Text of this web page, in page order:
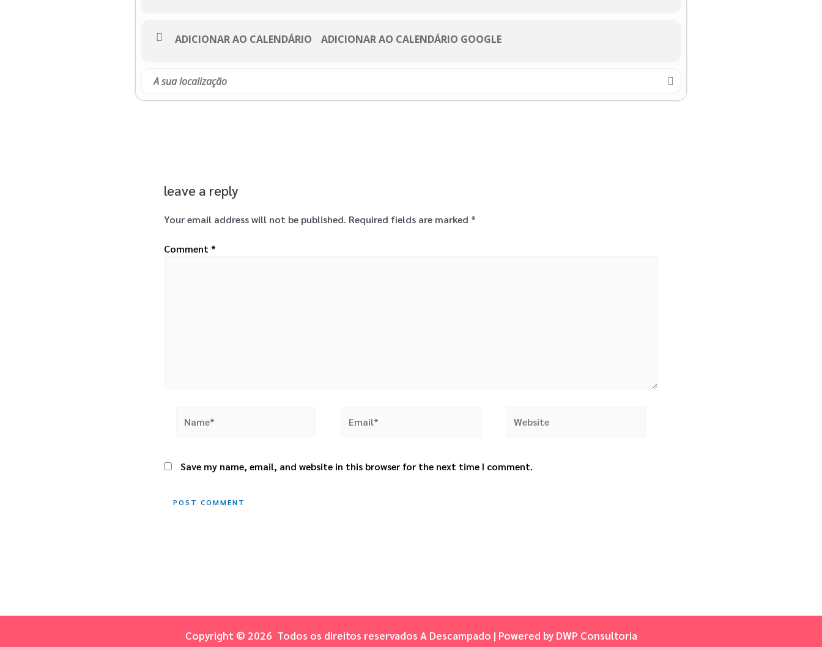
ADICIONAR AO CALENDÁRIO ADICIONAR AO CALENDÁRIO GOOGLE
leave a reply
Your email address will not be published. Required fields are marked *
Comment *
Save my name, email, and website in this browser for the next time I comment.
Copyright © 2026 Todos os direitos reservados A Descampado | Powered by DWP Consultoria